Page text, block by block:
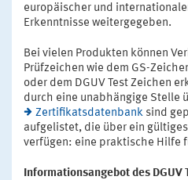
europäischer und
Erkenntnisse weitergegeben.
Bei vielen Produkten können
Prüfzeichen wie dem GS-
oder dem DGUV Test Zeichen
durch eine unabhängige Stelle
Zertifikatsdatenbank sind
aufgelistet, die über ein
verfügen: eine praktische Hilfe
Informationsangebot des DGUV